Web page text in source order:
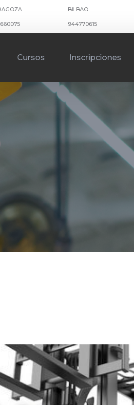
BILBAO
944770615
Cursos Inscripciones